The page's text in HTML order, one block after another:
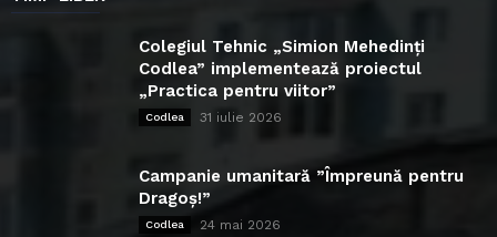
Colegiul Tehnic „Simion Mehedinți
Codlea” implementează proiectul
„Practica pentru viitor”
Codlea 31 iulie 2026
Campanie umanitară ”Împreună pentru
Dragoș!”
Codlea 24 mai 2026